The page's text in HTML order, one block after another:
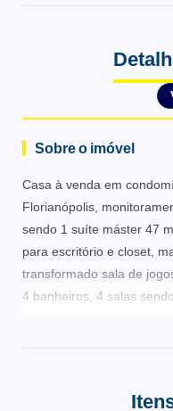
Sobre o imóvel
Casa à venda em
Florianópolis,
sendo 1 suíte máster 47
para escritório e closet,
transformado sala de
4 banheiros, 4 salas
Ótima localização a 500